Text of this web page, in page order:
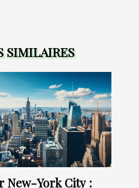
SIMILAIRES
New-York City :